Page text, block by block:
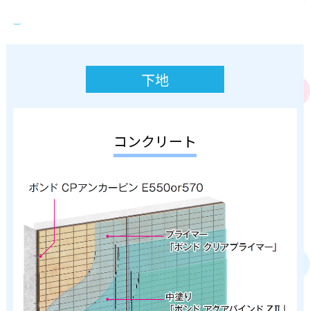
下地
コンクリート